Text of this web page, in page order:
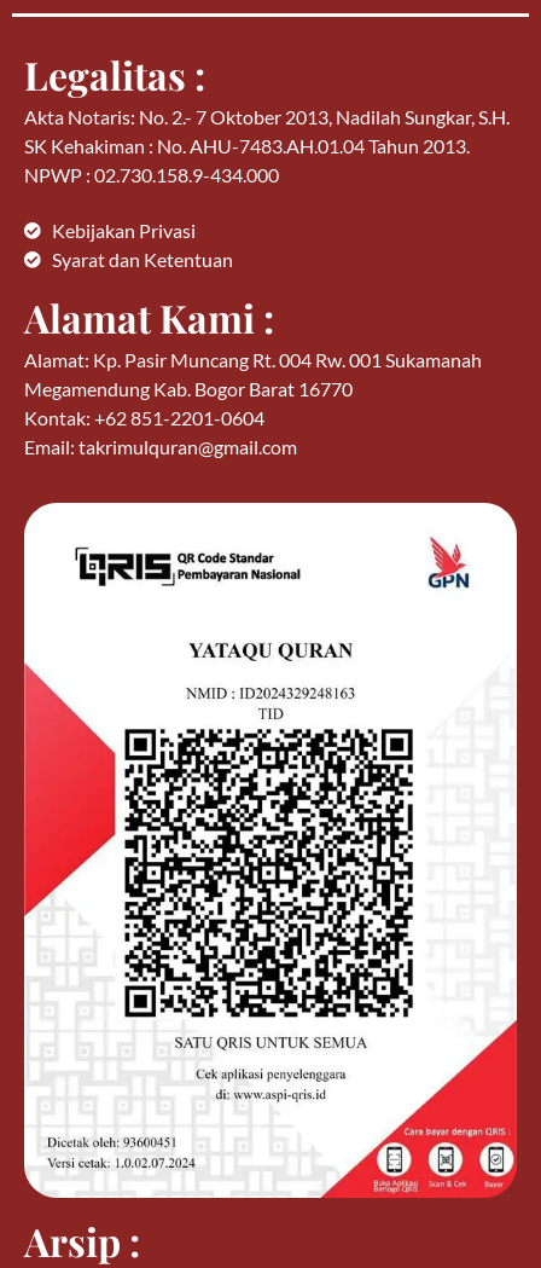
Legalitas :
Akta Notaris: No. 2.- 7 Oktober 2013, Nadilah Sungkar, S.H.
SK Kehakiman : No. AHU-7483.AH.01.04 Tahun 2013.
NPWP : 02.730.158.9-434.000
Kebijakan Privasi
Syarat dan Ketentuan
Alamat Kami :
Alamat: Kp. Pasir Muncang Rt. 004 Rw. 001 Sukamanah
Megamendung Kab. Bogor Barat 16770
Kontak: +62 851-2201-0604
Email: takrimulquran@gmail.com
Arsip :